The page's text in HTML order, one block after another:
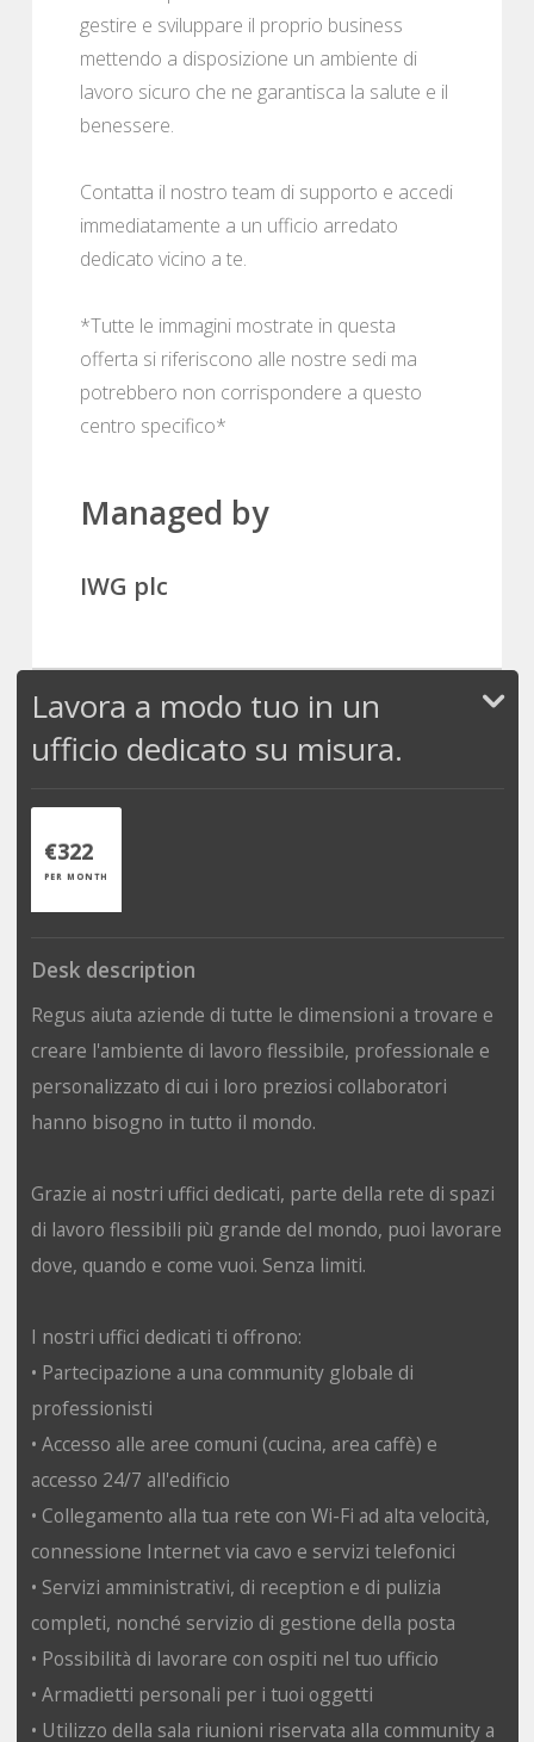
gestire e sviluppare il proprio business
mettendo a disposizione un ambiente di
lavoro sicuro che ne garantisca la salute e il
benessere.
Contatta il nostro team di supporto e accedi
immediatamente a un ufficio arredato
dedicato vicino a te.
*Tutte le immagini mostrate in questa
offerta si riferiscono alle nostre sedi ma
potrebbero non corrispondere a questo
centro specifico*
Managed by
IWG plc
Lavora a modo tuo in un
ufficio dedicato su misura.
€322
PER MONTH
Desk description
Regus aiuta aziende di tutte le dimensioni a trovare e
creare l'ambiente di lavoro flessibile, professionale e
personalizzato di cui i loro preziosi collaboratori
hanno bisogno in tutto il mondo.
Grazie ai nostri uffici dedicati, parte della rete di spazi
di lavoro flessibili più grande del mondo, puoi lavorare
dove, quando e come vuoi. Senza limiti.
I nostri uffici dedicati ti offrono:
• Partecipazione a una community globale di
professionisti
• Accesso alle aree comuni (cucina, area caffè) e
accesso 24/7 all'edificio
• Collegamento alla tua rete con Wi-Fi ad alta velocità,
connessione Internet via cavo e servizi telefonici
• Servizi amministrativi, di reception e di pulizia
completi, nonché servizio di gestione della posta
• Possibilità di lavorare con ospiti nel tuo ufficio
• Armadietti personali per i tuoi oggetti
• Utilizzo della sala riunioni riservata alla community a